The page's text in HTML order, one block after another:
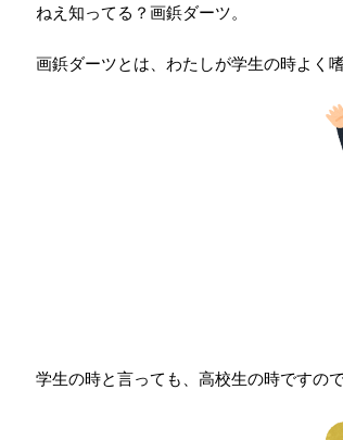
ねえ知ってる？画鋲ダーツ。
画鋲ダーツとは、わたしが学生の時よく
学生の時と言っても、高校生の時ですの